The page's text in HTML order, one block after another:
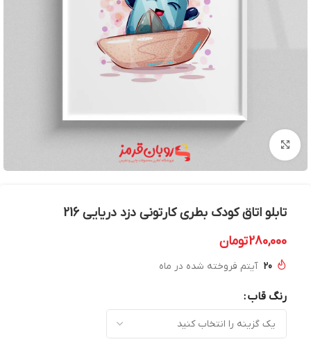
بزرگنمایی تصویر
تابلو اتاق کودک بطری کارتونی دزد دریایی 216
280,000تومان
20 آیتم فروخته شده در ماه
رنگ قاب